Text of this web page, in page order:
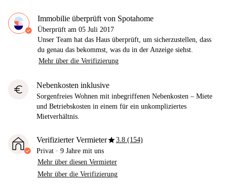
Immobilie überprüft von Spotahome
Überprüft am 05 Juli 2017
Unser Team hat das Haus überprüft, um sicherzustellen, dass
du genau das bekommst, was du in der Anzeige siehst.
Mehr über die Verifizierung
euro Nebenkosten inklusive
Sorgenfreies Wohnen mit inbegriffenen Nebenkosten – Miete
und Betriebskosten in einem für ein unkompliziertes
Mietverhältnis.
Verifizierter Vermieterstar3.8 (154)
Privat · 9 Jahre mit uns
Mehr über diesen Vermieter
Mehr über die Verifizierung